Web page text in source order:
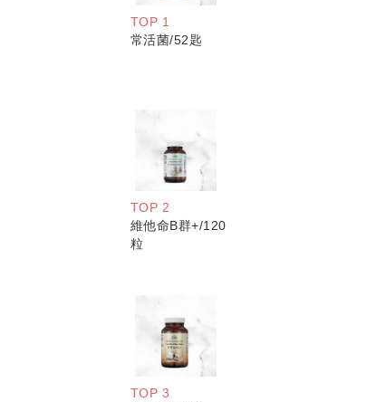
TOP 1
常活菌/52匙
TOP 2
維他命B群+/120
粒
TOP 3